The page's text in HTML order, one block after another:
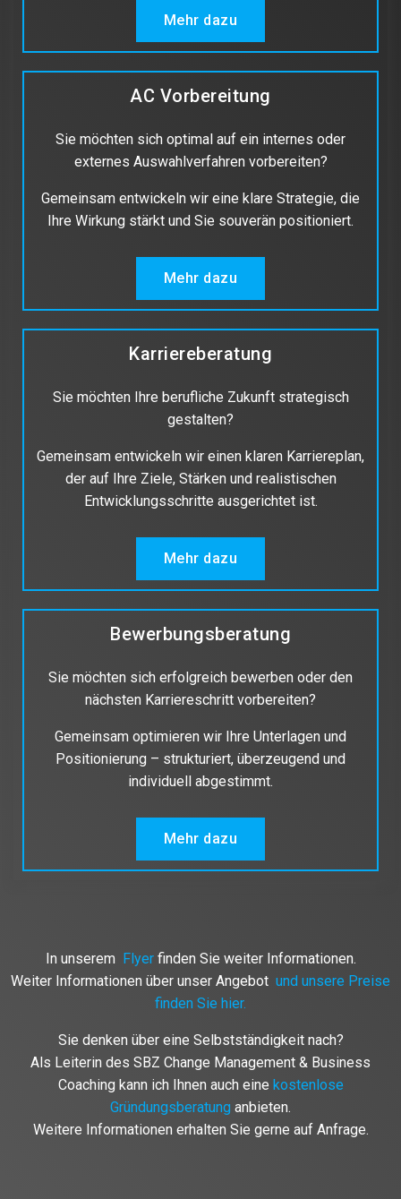
Mehr dazu
AC Vorbereitung
Sie möchten sich optimal auf ein internes oder
externes Auswahlverfahren vorbereiten?
Gemeinsam entwickeln wir eine klare Strategie, die
Ihre Wirkung stärkt und Sie souverän positioniert.
Mehr dazu
Karriereberatung
Sie möchten Ihre berufliche Zukunft strategisch
gestalten?
Gemeinsam entwickeln wir einen klaren Karriereplan,
der auf Ihre Ziele, Stärken und realistischen
Entwicklungsschritte ausgerichtet ist.
Mehr dazu
Bewerbungsberatung
Sie möchten sich erfolgreich bewerben oder den
nächsten Karriereschritt vorbereiten?
Gemeinsam optimieren wir Ihre Unterlagen und
Positionierung – strukturiert, überzeugend und
individuell abgestimmt.
Mehr dazu
In unserem Flyer finden Sie weiter Informationen.
Weiter Informationen über unser Angebot und unsere Preise
finden Sie hier.
Sie denken über eine Selbstständigkeit nach?
Als Leiterin des SBZ Change Management & Business
Coaching kann ich Ihnen auch eine kostenlose
Gründungsberatung anbieten.
Weitere Informationen erhalten Sie gerne auf Anfrage.